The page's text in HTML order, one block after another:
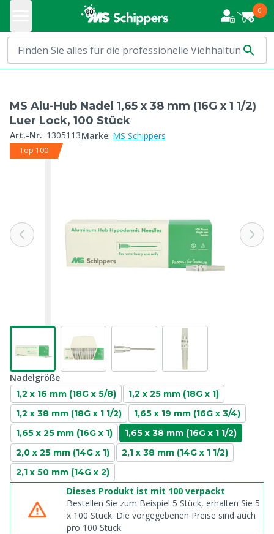
0
MS Alu-Hub Nadel 1,65 x 38 mm (16G x 1 1/2)
Luer Lock, 100 Stück
Art.-Nr.: 1305113Marke: MS Schippers
Top 100
Nadelgröße
1,2 x 16 mm (18G x 5/8)
1,2 x 25 mm (18G x 1)
1,2 x 38 mm (18G x 1 1/2)
1,65 x 19 mm (16G x 3/4)
1,65 x 25 mm (16G x 1)
1,65 x 38 mm (16G x 1 1/2)
2,0 x 25 mm (14G x 1)
2,1 x 38 mm (14G x 1 1/2)
2,1 x 50 mm (14G x 2)
Dieses Produkt ist mit 100 verpackt
Bestellen Sie zum Beispiel 5 Stück, erhalten Sie 5
x 100 Stück. Die vorgegebenen Preise sind auch
pro 100 Stück.